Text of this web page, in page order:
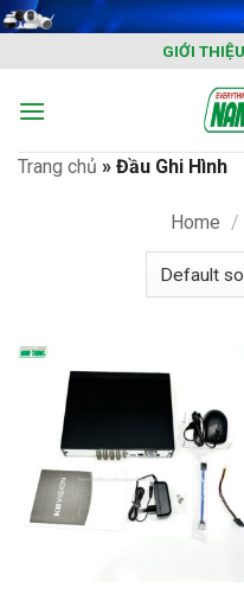
Skip
content
GIỚI
Trang chủ » Đầu Ghi Hình
Home /